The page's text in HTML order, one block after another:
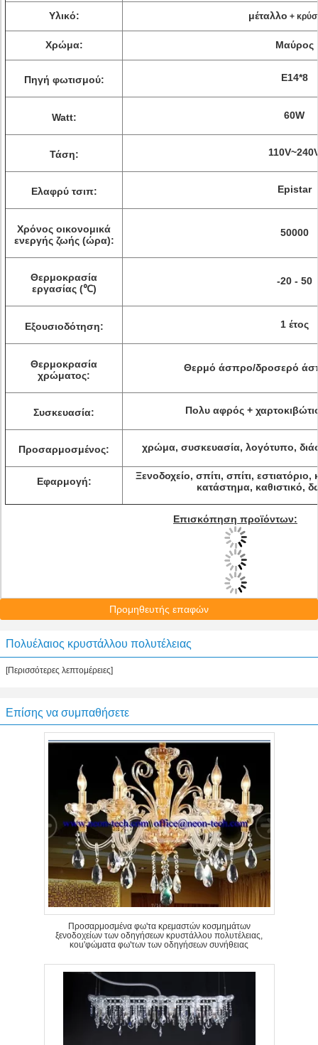
Υλικό: μέταλλο +
Χρώμα: Μαύρος
Πηγή φωτισμού: E14*8
Watt: 60W
Τάση:
Ελαφρύ τσιπ: Epistar
Χρόνος οικονομικά
ενεργής ζωής (ώρα):
50000
Θερμοκρασία
εργασίας (℃)
-20 - 50
Εξουσιοδότηση: 1 έτος
Θερμοκρασία
χρώματος:
Θερμό άσπρο/δροσερό
Συσκευασία: Πολυ αφρός +
Προσαρμοσμένος: χρώμα, συσκευασία, λογότυπο,
Εφαρμογή:
Ξενοδοχείο, σπίτι, σπίτι,
κατάστημα, καθιστικό,
Επισκόπηση προϊόντων:
Προμηθευτής επαφών
Πολυέλαιος κρυστάλλου πολυτέλειας
[Περισσότερες λεπτομέρειες]
Επίσης να συμπαθήσετε
Προσαρμοσμένα φω'τα κρεμαστών κοσμημάτων
ξενοδοχείων των οδηγήσεων κρυστάλλου πολυτέλειας,
κοu'φώματα φω'των των οδηγήσεων συνήθειας